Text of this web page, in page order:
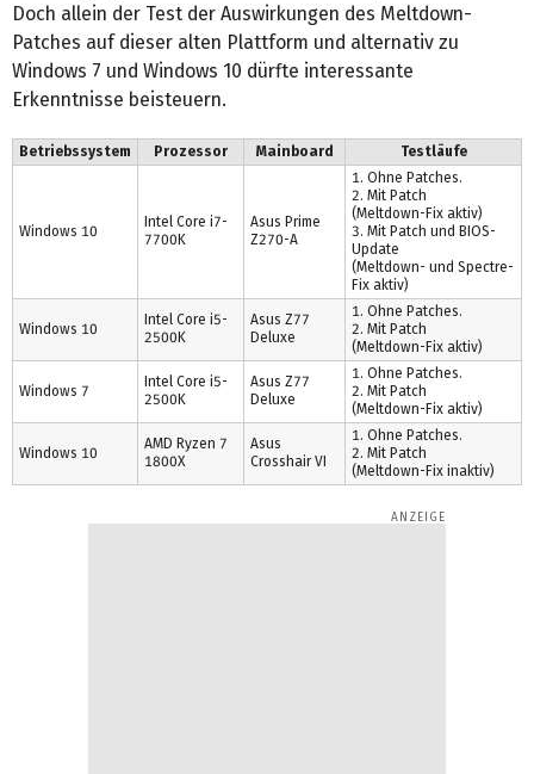
Doch allein der Test der Auswirkungen des Meltdown-
Patches auf dieser alten Plattform und alternativ zu
Windows 7 und Windows 10 dürfte interessante
Erkenntnisse beisteuern.
Betriebssystem Prozessor Mainboard Testläufe
Windows 10
Intel Core i7-
7700K
Asus Prime
Z270-A
1. Ohne Patches.
2. Mit Patch
(Meltdown-Fix aktiv)
3. Mit Patch und BIOS-
Update
(Meltdown- und Spectre-
Fix aktiv)
Windows 10
Intel Core i5-
2500K
Asus Z77
Deluxe
1. Ohne Patches.
2. Mit Patch
(Meltdown-Fix aktiv)
Windows 7
Intel Core i5-
2500K
Asus Z77
Deluxe
1. Ohne Patches.
2. Mit Patch
(Meltdown-Fix aktiv)
Windows 10
AMD Ryzen 7
1800X
Asus
Crosshair VI
1. Ohne Patches.
2. Mit Patch
(Meltdown-Fix inaktiv)